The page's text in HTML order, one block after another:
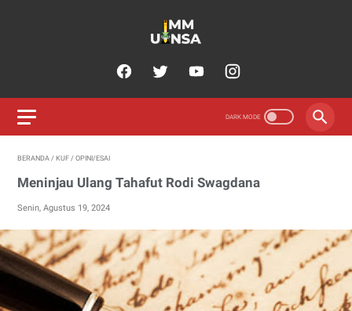
BERANDA / KUF / OPINI/ESAI
Meninjau Ulang Tahafut Rodi Swagdana
Senin, Agustus 19, 2024